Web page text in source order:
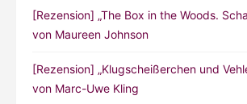
[Rezension] „The Box in the Woods.
von Maureen Johnson
[Rezension] „Klugscheißerchen und
von Marc-Uwe Kling